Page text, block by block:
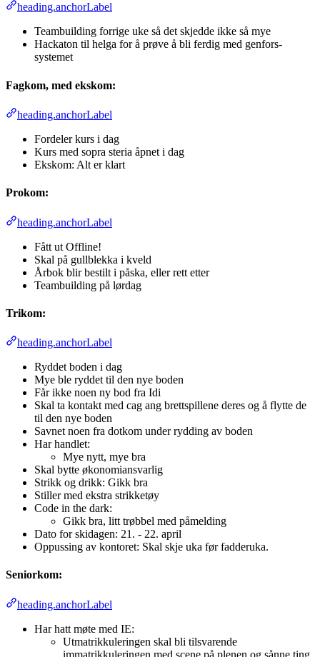
heading.anchorLabel
Teambuilding forrige uke så det skjedde ikke så mye
Hackaton til helga for å prøve å bli ferdig med genfors-
systemet
Fagkom, med ekskom:
heading.anchorLabel
Fordeler kurs i dag
Kurs med sopra steria åpnet i dag
Ekskom: Alt er klart
Prokom:
heading.anchorLabel
Fått ut Offline!
Skal på gullblekka i kveld
Årbok blir bestilt i påska, eller rett etter
Teambuilding på lørdag
Trikom:
heading.anchorLabel
Ryddet boden i dag
Mye ble ryddet til den nye boden
Får ikke noen ny bod fra Idi
Skal ta kontakt med cag ang brettspillene deres og å flytte de
til den nye boden
Savnet noen fra dotkom under rydding av boden
Har handlet:
Mye nytt, mye bra
Skal bytte økonomiansvarlig
Strikk og drikk: Gikk bra
Stiller med ekstra strikketøy
Code in the dark:
Gikk bra, litt trøbbel med påmelding
Dato for skidagen: 21. - 22. april
Oppussing av kontoret: Skal skje uka før fadderuka.
Seniorkom:
heading.anchorLabel
Har hatt møte med IE:
Utmatrikkuleringen skal bli tilsvarende
immatrikkuleringen med scene på plenen og sånne ting.